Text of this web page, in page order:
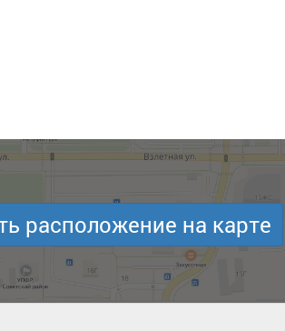
расположение на карте